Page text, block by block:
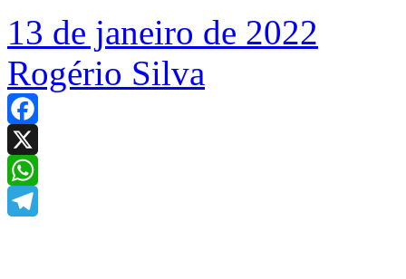
13 de janeiro de 2022
Rogério Silva
Facebook
X
WhatsApp